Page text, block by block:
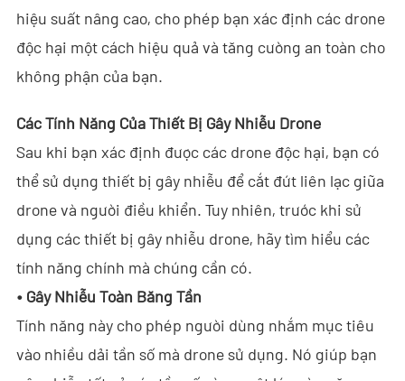
- Giải Pháp Anti-Drone
- Giải Pháp Anti-Drone Cố Định
- Giải Pháp Phát Hiện Anti-Drone
- Giải Pháp Gây Nhiễu Anti-Drone
- Giải Pháp Ra-đa Xuyên Tường
- Giải Pháp Hình Ảnh Xuyên Tường Di Động
- Giải Pháp Chặn Wi-Fi
Tòa Soạn
hiệu suất nâng cao, cho phép bạn xác định các drone
độc hại một cách hiệu quả và tăng cường an toàn cho
không phận của bạn.
Các Tính Năng Của Thiết Bị Gây Nhiễu Drone
Sau khi bạn xác định được các drone độc hại, bạn có
thể sử dụng thiết bị gây nhiễu để cắt đứt liên lạc giữa
drone và người điều khiển. Tuy nhiên, trước khi sử
dụng các thiết bị gây nhiễu drone, hãy tìm hiểu các
tính năng chính mà chúng cần có.
• Gây Nhiễu Toàn Băng Tần
Tính năng này cho phép người dùng nhắm mục tiêu
vào nhiều dải tần số mà drone sử dụng. Nó giúp bạn